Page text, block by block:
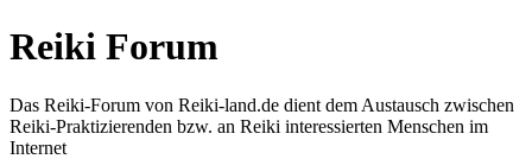
Reiki Forum
Das Reiki-Forum von Reiki-land.de dient dem Austausch zwischen
Reiki-Praktizierenden bzw. an Reiki interessierten Menschen im
Internet